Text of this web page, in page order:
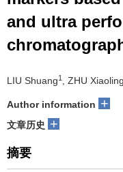
and ultra
LIU Shuang1 , ZHU Xiaoling
Author information +
文章历史 +
摘要